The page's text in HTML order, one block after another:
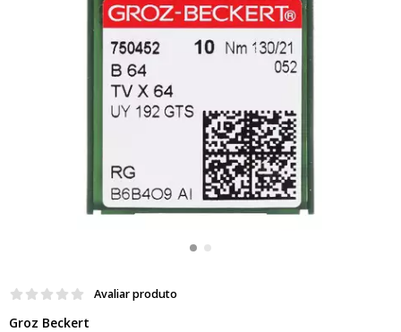
Avaliar produto
Groz Beckert